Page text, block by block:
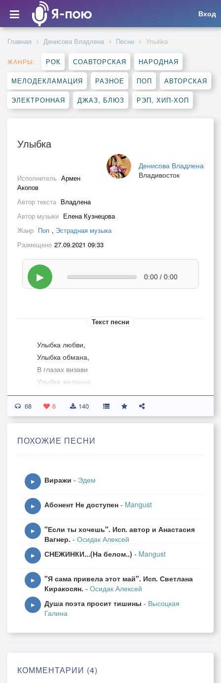
Вход
Главная Денисова Владлена Песни Улыбка
ЖАНРЫ: РОК СОАВТОРСКАЯ НАРОДНАЯ
МЕЛОДЕКЛАМАЦИЯ РАЗНОЕ ПОП АВТОРСКАЯ
ЭЛЕКТРОННАЯ ДЖАЗ, БЛЮЗ РЭП, ХИП-ХОП
Улыбка
Денисова Владлена
Владивосток
Исполнитель Армен
Акопов
Автор текста Владлена
Автор музыки Елена Кузнецова
Жанр Поп , Эстрадная музыка
Размещено 27.09.2021 09:33
▶ 0:00 / 0:00
Текст песни
Улыбка любви,
Улыбка обмана,
В глазах визави
Улыбка желанна.
Пусть рот до ушей,
Как солнечный лучик,
От разных дверей
И печаль с лица сотри,
Веселей на всё смотри!
Порой на показ
Улыбка бравада,
Пусть тысячу раз
Улыбка броня,
Улыбка реклама,
Гримасой маня,
Герой инстаграма
От этого файл
Милее награды.
68 6 140
ПОХОЖИЕ ПЕСНИ
▶ Виражи - Эдем
▶ Абонент Не доступен - Mangust
▶
"Если ты хочешь". Исп. автор и Анастасия
Вагнер. - Осидак Алексей
▶ СНЕЖИНКИ...(На белом..) - Mangust
▶
"Я сама привела этот май". Исп. Светлана
Киракосян. - Осидак Алексей
▶ Душа поэта просит тишины - Высоцкая
Галина
КОММЕНТАРИИ (4)